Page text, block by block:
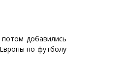
добавились
по футболу